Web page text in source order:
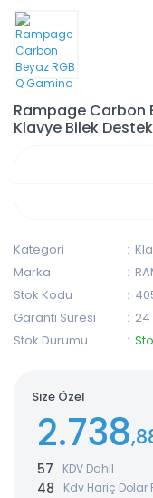
Rampage Carbon
Klavye Bilek
Kategori
Marka
Stok Kodu
Garanti Süresi
24
Stok Durumu
Size Özel
2.738
57 KDV Dahil
48 Kdv Hariç Dolar